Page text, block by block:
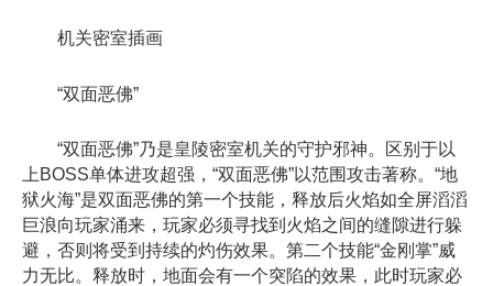
机关密室插画
“双面恶佛”
“双面恶佛”乃是皇陵密室机关的守护邪神。区别于以
上BOSS单体进攻超强，“双面恶佛”以范围攻击著称。“地
狱火海”是双面恶佛的第一个技能，释放后火焰如全屏滔滔
巨浪向玩家涌来，玩家必须寻找到火焰之间的缝隙进行躲
避，否则将受到持续的灼伤效果。第二个技能“金刚掌”威
力无比。释放时，地面会有一个突陷的效果，此时玩家必